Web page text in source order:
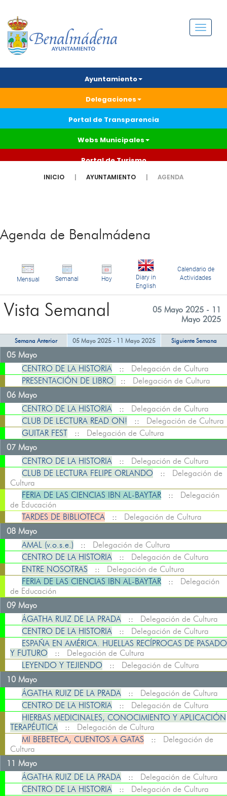
Menú
Ayuntamiento
Delegaciones
Portal de Transparencia
Webs Municipales
Portal de Turismo
INICIO AYUNTAMIENTO AGENDA
Agenda de Benalmádena
Mensual Semanal Hoy
Diary in
English
Calendario de
Actividades
Vista Semanal
05 Mayo 2025 - 11
Mayo 2025
Semana Anterior 05 Mayo 2025 - 11 Mayo 2025 Siguiente Semana
05 Mayo
CENTRO DE LA HISTORIA :: Delegación de Cultura
PRESENTACIÓN DE LIBRO
:: Delegación de Cultura
06 Mayo
CENTRO DE LA HISTORIA :: Delegación de Cultura
CLUB DE LECTURA READ ON!
:: Delegación de Cultura
GUITAR FEST :: Delegación de Cultura
07 Mayo
CENTRO DE LA HISTORIA :: Delegación de Cultura
CLUB DE LECTURA FELIPE ORLANDO :: Delegación de
Cultura
FERIA DE LAS CIENCIAS IBN AL-BAYTAR:: Delegación
de Educación
TARDES DE BIBLIOTECA :: Delegación de Cultura
08 Mayo
AMAL (v.o.s.e.) :: Delegación de Cultura
CENTRO DE LA HISTORIA :: Delegación de Cultura
ENTRE NOSOTRAS :: Delegación de Cultura
FERIA DE LAS CIENCIAS IBN AL-BAYTAR:: Delegación
de Educación
09 Mayo
ÁGATHA RUIZ DE LA PRADA :: Delegación de Cultura
CENTRO DE LA HISTORIA :: Delegación de Cultura
ESPAÑA EN AMÉRICA. HUELLAS RECÍPROCAS DE PASADO
Y FUTURO :: Delegación de Cultura
LEYENDO Y TEJIENDO :: Delegación de Cultura
10 Mayo
ÁGATHA RUIZ DE LA PRADA :: Delegación de Cultura
CENTRO DE LA HISTORIA :: Delegación de Cultura
HIERBAS MEDICINALES, CONOCIMIENTO Y APLICACIÓN
TERAPÉUTICA :: Delegación de Cultura
MI BEBETECA, CUENTOS A GATAS :: Delegación de
Cultura
11 Mayo
ÁGATHA RUIZ DE LA PRADA :: Delegación de Cultura
CENTRO DE LA HISTORIA :: Delegación de Cultura